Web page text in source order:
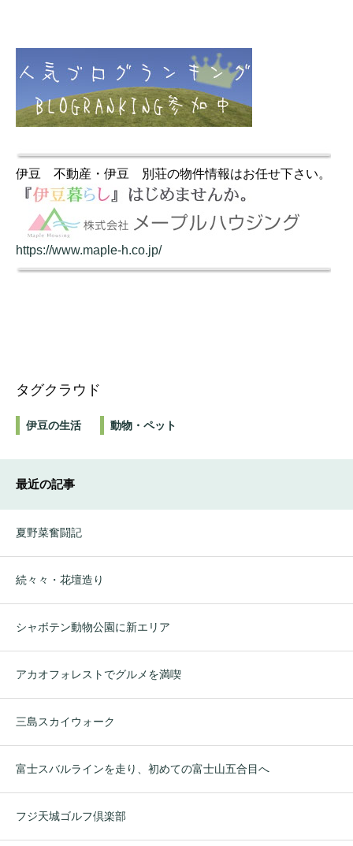
伊豆 不動産・伊豆 別荘の物件情報はお任せ下さい。
https://www.maple-h.co.jp/
タグクラウド
伊豆の生活 動物・ペット
最近の記事
夏野菜奮闘記
続々々・花壇造り
シャボテン動物公園に新エリア
アカオフォレストでグルメを満喫
三島スカイウォーク
富士スバルラインを走り、初めての富士山五合目へ
フジ天城ゴルフ倶楽部